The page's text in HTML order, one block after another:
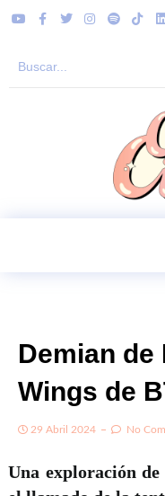
Demian de
Wings de
29 Abril 2024 No
Una exploración